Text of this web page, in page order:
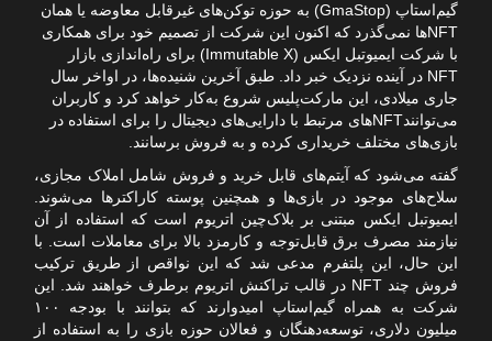
گیم‌استاپ (GmaStop) به حوزه توکن‌های غیرقابل معاوضه یا همان
NFTها نمی‌گذرد که اکنون این شرکت از تصمیم خود برای همکاری
با شرکت ایمیوتبل ایکس (Immutable X) برای راه‌اندازی بازار
NFT در آینده نزدیک خبر داد. طبق آخرین شنیده‌ها، در اواخر سال
جاری میلادی، این مارکت‌پلیس شروع به‌کار خواهد کرد و کاربران
می‌توانندNFTهای مرتبط با دارایی‌های دیجیتال را برای استفاده در
بازی‌های مختلف خریداری کرده و به فروش برسانند.
گفته می‌شود که آیتم‌های قابل خرید و فروش شامل املاک مجازی،
سلاح‌های موجود در بازی‌ها و همچنین پوسته کاراکترها می‌شوند.
ایمیوتبل ایکس مبتنی بر بلاک‌چین اتریوم است که استفاده از آن
نیازمند مصرف برق قابل‌توجه و کارمزد بالا برای معاملات است. با
این حال، این پلتفرم مدعی شد که این نواقص از طریق ترکیب
فروش چند NFT در قالب تراکنش اتریوم برطرف خواهند شد. این
شرکت به همراه گیم‌استاپ امیدوارند که بتوانند با بودجه ۱۰۰
میلیون دلاری، توسعه‌دهنگان و فعالان حوزه بازی را به استفاده از